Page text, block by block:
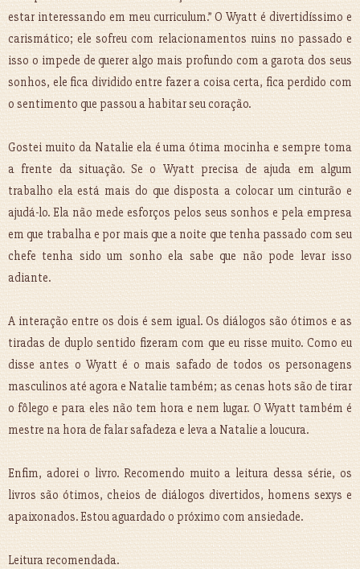
estar interessando em meu curriculum.” O Wyatt é divertidíssimo e
carismático; ele sofreu com relacionamentos ruins no passado e
isso o impede de querer algo mais profundo com a garota dos seus
sonhos, ele fica dividido entre fazer a coisa certa, fica perdido com
o sentimento que passou a habitar seu coração.
Gostei muito da Natalie ela é uma ótima mocinha e sempre toma
a frente da situação. Se o Wyatt precisa de ajuda em algum
trabalho ela está mais do que disposta a colocar um cinturão e
ajudá-lo. Ela não mede esforços pelos seus sonhos e pela empresa
em que trabalha e por mais que a noite que tenha passado com seu
chefe tenha sido um sonho ela sabe que não pode levar isso
adiante.
A interação entre os dois é sem igual. Os diálogos são ótimos e as
tiradas de duplo sentido fizeram com que eu risse muito. Como eu
disse antes o Wyatt é o mais safado de todos os personagens
masculinos até agora e Natalie também; as cenas hots são de tirar
o fôlego e para eles não tem hora e nem lugar. O Wyatt também é
mestre na hora de falar safadeza e leva a Natalie a loucura.
Enfim, adorei o livro. Recomendo muito a leitura dessa série, os
livros são ótimos, cheios de diálogos divertidos, homens sexys e
apaixonados. Estou aguardado o próximo com ansiedade.
Leitura recomendada.